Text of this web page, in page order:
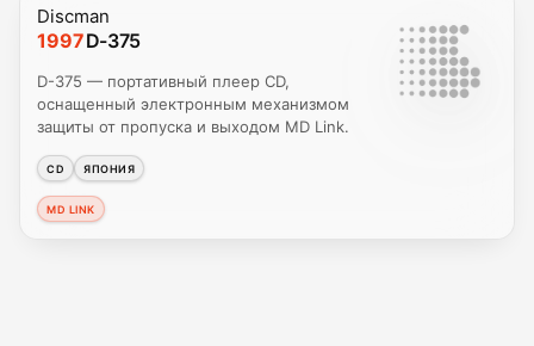
Discman
1997D-375
D-375 — портативный плеер CD,
оснащенный электронным механизмом
защиты от пропуска и выходом MD Link.
CD ЯПОНИЯ
MD LINK